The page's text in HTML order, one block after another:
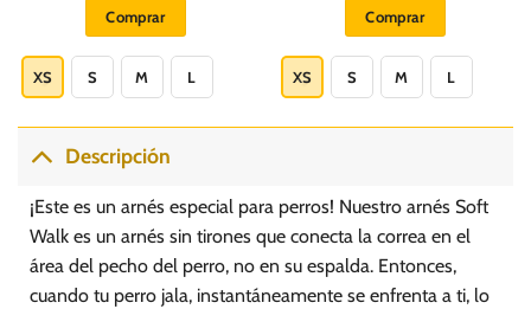
Comprar
producto
tiene
variantes.
opciones
pueden
elegir
en
XS S M L
Comprar
producto
tiene
opciones
pueden
elegir
en
XS S M L
Descripción
¡Este es un arnés especial para perros! Nuestro arnés Soft
Walk es un arnés sin tirones que conecta la correa en el
área del pecho del perro, no en su espalda. Entonces,
cuando tu perro jala, instantáneamente se enfrenta a ti, lo